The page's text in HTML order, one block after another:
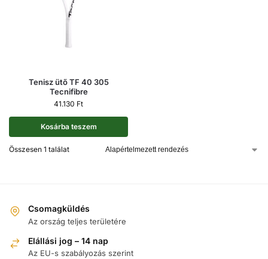
Tenisz ütő TF 40 305
Tecnifibre
41.130 Ft
Kosárba teszem
Összesen 1 találat
Csomagküldés
Az ország teljes területére
Elállási jog – 14 nap
Az EU-s szabályozás szerint